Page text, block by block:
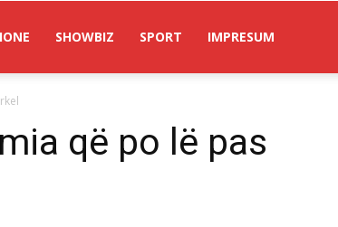
SHOWBIZ SPORT IMPRESUM
që po lë pas